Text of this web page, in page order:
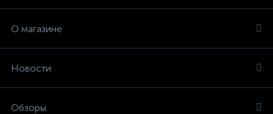
О магазине
Новости
Обзоры